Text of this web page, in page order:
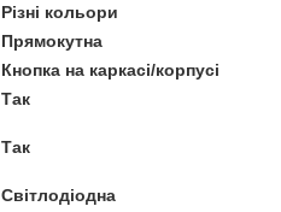
Різні кольори
Прямокутна
Кнопка на каркасі/корпусі
Так
Так
Світлодіодна